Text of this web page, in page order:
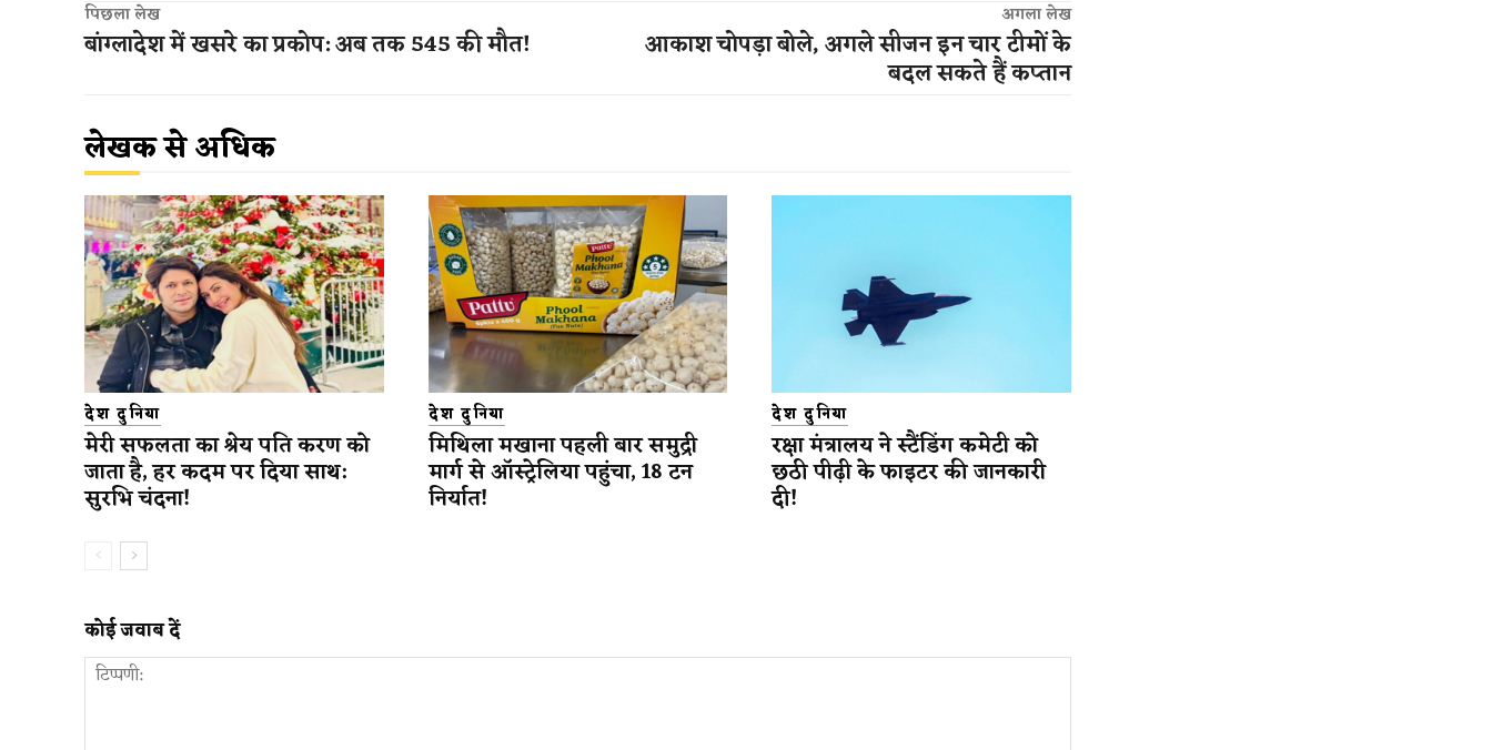
पिछला लेख
बांग्लादेश में खसरे का प्रकोप: अब तक 545 की मौत!
अगला लेख
आकाश चोपड़ा बोले, अगले सीजन इन चार टीमों के
बदल सकते हैं कप्तान
लेखक से अधिक
देश दुनिया
मेरी सफलता का श्रेय पति करण को
जाता है, हर कदम पर दिया साथ:
सुरभि चंदना!
देश दुनिया
मिथिला मखाना पहली बार समुद्री
मार्ग से ऑस्ट्रेलिया पहुंचा, 18 टन
निर्यात!
देश दुनिया
रक्षा मंत्रालय ने स्टैंडिंग कमेटी को
छठी पीढ़ी के फाइटर की जानकारी
दी!
कोई जवाब दें